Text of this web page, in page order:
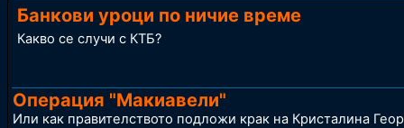
Банкови уроци по ничие време
Какво се случи с КТБ?
Операция "Макиавели"
Или как правителството подложи крак на Кристалина